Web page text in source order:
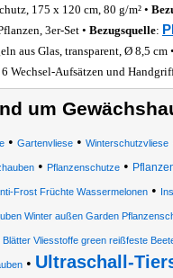
175 x 120 cm, 80 g/m² •
3er-Set • Bezugsquelle:
aus Glas, transparent, Ø 8,5 cm •
Wechsel-Aufsätzen und
um
• Gartenvliese• Winterschutzvliese
• Pflanzenschutze •
Frost Früchte Wassermelonen •
Winter außen Garden
Vliesstoffe green reißfeste
• Ultraschall-